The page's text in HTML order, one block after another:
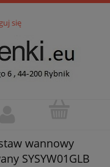
się
wannowy
SYSYW01GLB